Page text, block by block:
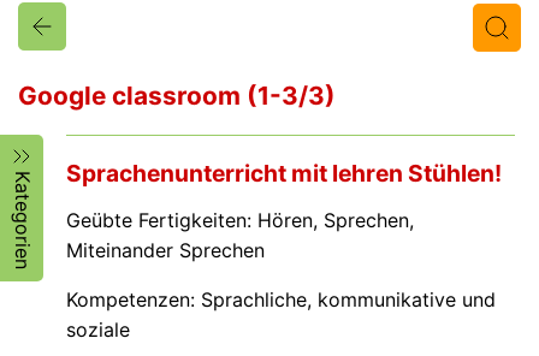
Google classroom (1-3/3)
Kategorien Sprachenunterricht mit lehren Stühlen!
Geübte Fertigkeiten: Hören, Sprechen,
Miteinander Sprechen
Kompetenzen: Sprachliche, kommunikative und
soziale